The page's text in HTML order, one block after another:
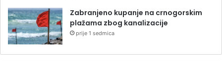
Zabranjeno kupanje na crnogorskim
plažama zbog kanalizacije
prije 1 sedmica